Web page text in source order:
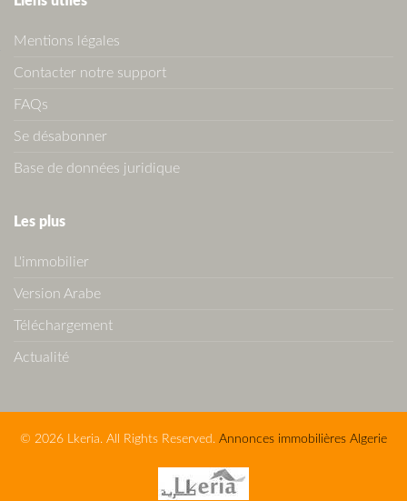
Mentions légales
Contacter notre support
FAQs
Se désabonner
Base de données juridique
Les plus
L'immobilier
Version Arabe
Téléchargement
Actualité
© 2026 Lkeria. All Rights Reserved. Annonces immobilières Algerie